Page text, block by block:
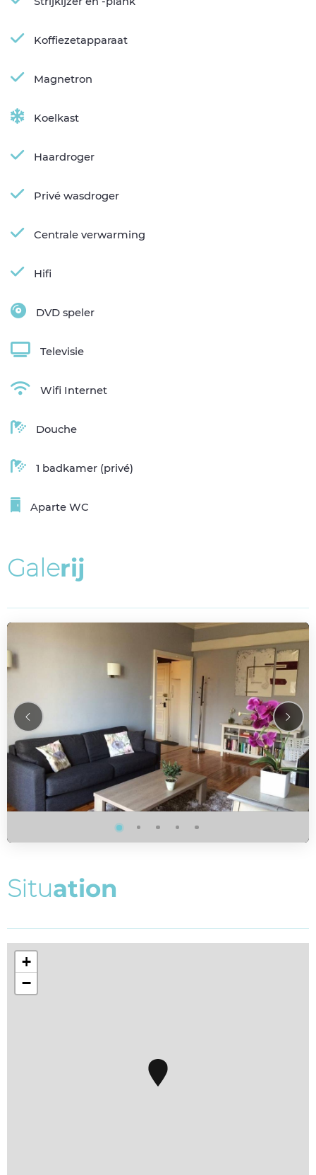
Koffiezetapparaat
Magnetron
Koelkast
Haardroger
Privé wasdroger
Centrale verwarming
Hifi
DVD speler
Televisie
Wifi Internet
Douche
1 badkamer (privé)
Aparte WC
Galerij
Situation
+
−